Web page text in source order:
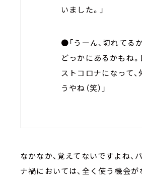
いました。」
●「うーん、切れてる
どっかにあるかもね
ストコロナになって、
うやね（笑）」
なかなか、覚えてないですよね
ナ禍においては、全く使う機会が